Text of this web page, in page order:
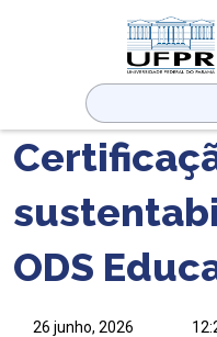
Pesquisar
por:
ODS
26 junho, 2026